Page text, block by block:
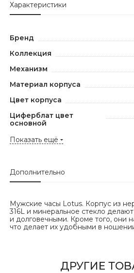
Характеристики
Бренд
Коллекция
Механизм
Материал корпуса
Цвет корпуса
Циферблат цвет
основной
Показать ещё
Дополнительно
Мужские часы Lotus. Корпус из
316L и минеральное стекло
и долговечными. Кроме того, они
что делает их удобными в
ДРУГИЕ